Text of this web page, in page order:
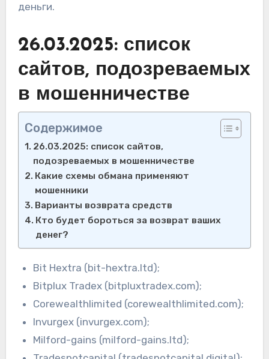
деньги.
26.03.2025: список
сайтов, подозреваемых
в мошенничестве
Содержимое
26.03.2025: список сайтов,
подозреваемых в мошенничестве
Какие схемы обмана применяют
мошенники
Варианты возврата средств
Кто будет бороться за возврат ваших
денег?
Bit Hextra (bit-hextra.ltd);
Bitplux Tradex (bitpluxtradex.com);
Corewealthlimited (corewealthlimited.com);
Invurgex (invurgex.com);
Milford-gains (milford-gains.ltd);